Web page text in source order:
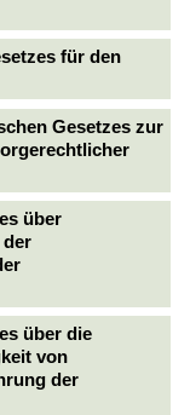
für den
Gesetzes zur
über
der
über die
von
der